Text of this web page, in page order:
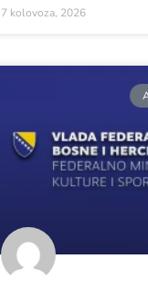
7 kolovoza, 2026